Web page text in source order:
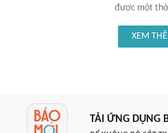
được một
XEM
TẢI ỨNG DỤNG